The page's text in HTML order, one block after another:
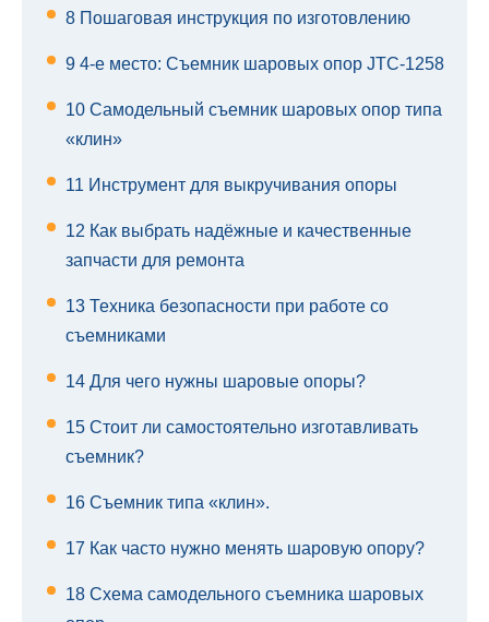
8 Пошаговая инструкция по изготовлению
9 4-е место: Съемник шаровых опор JTC-1258
10 Самодельный съемник шаровых опор типа
«клин»
11 Инструмент для выкручивания опоры
12 Как выбрать надёжные и качественные
запчасти для ремонта
13 Техника безопасности при работе со
съемниками
14 Для чего нужны шаровые опоры?
15 Стоит ли самостоятельно изготавливать
съемник?
16 Съемник типа «клин».
17 Как часто нужно менять шаровую опору?
18 Схема самодельного съемника шаровых